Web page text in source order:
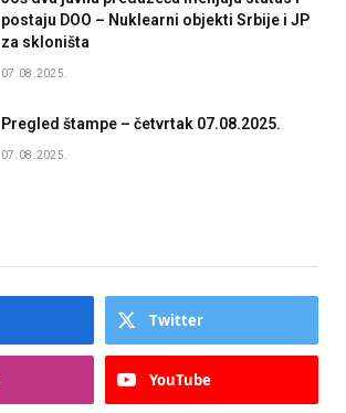
postaju DOO – Nuklearni objekti Srbije i JP
za skloništa
07.08.2025.
Pregled štampe – četvrtak 07.08.2025.
07.08.2025.
Twitter
YouTube